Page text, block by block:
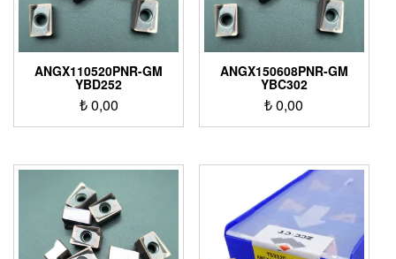
ANGX110520PNR-GM
YBD252
₺0,00
ANGX150608PNR-GM
YBC302
₺0,00